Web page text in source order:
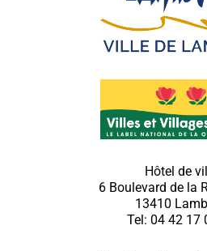
Hôtel de
6 Boulevard de la
13410
Tel: 04 42 17